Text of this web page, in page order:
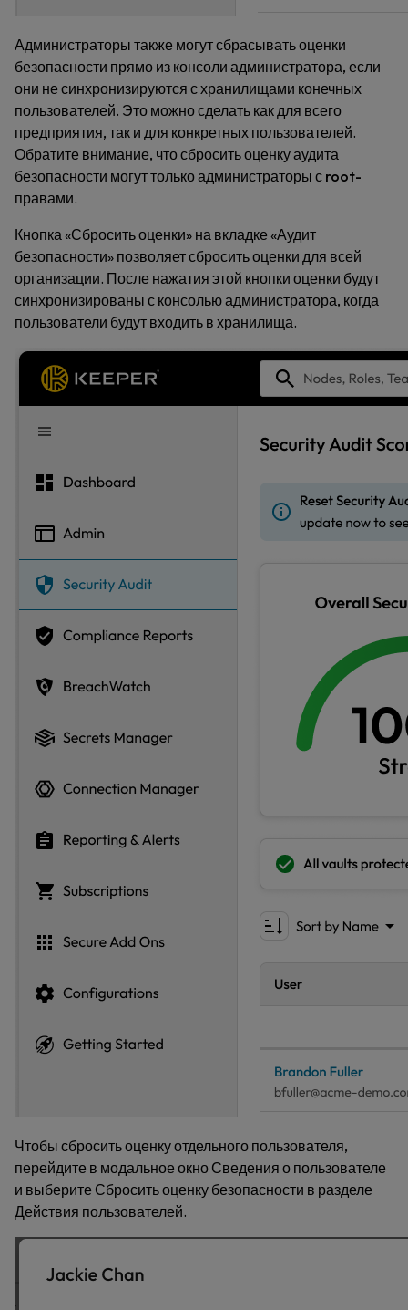
Администраторы также могут сбрасывать оценки
безопасности прямо из консоли администратора, если
они не синхронизируются с хранилищами конечных
пользователей. Это можно сделать как для всего
предприятия, так и для конкретных пользователей.
Обратите внимание, что сбросить оценку аудита
безопасности могут толькоадминистраторы с root-
правами.
Кнопка «Сбросить оценки» на вкладке «Аудит
безопасности» позволяет сбросить оценки для всей
организации. После нажатия этой кнопки оценки будут
синхронизированы с консолью администратора, когда
пользователи будут входить в хранилища.
Чтобы сбросить оценку отдельного пользователя,
перейдите в модальное окно Сведения о пользователе
и выберите Сбросить оценку безопасности в разделе
Действия пользователей.